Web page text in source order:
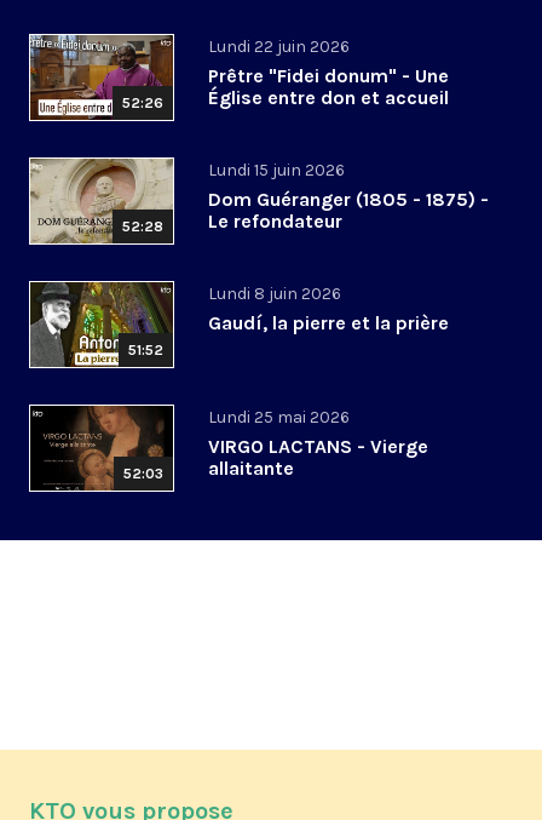
52:26
Lundi 22 juin 2026
Prêtre "Fidei donum" - Une
Église entre don et accueil
52:28
Lundi 15 juin 2026
Dom Guéranger (1805 - 1875) -
Le refondateur
51:52
Lundi 8 juin 2026
Gaudí, la pierre et la prière
52:03
Lundi 25 mai 2026
VIRGO LACTANS - Vierge
allaitante
KTO vous propose